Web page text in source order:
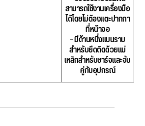
สามารถใช้งานเครื่องมือ
ได้โดยไม่ต้องแตะปากกา
ที่หน้าจอ
– มีด้านหนึ่งแบนราบ
สำหรับยึดติดด้วยแม่
เหล็กสำหรับชาร์จและจับ
คู่กับอุปกรณ์